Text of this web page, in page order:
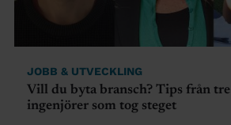
JOBB & UTVECKLING
Vill du byta bransch? Tips från tre
ingenjörer som tog steget